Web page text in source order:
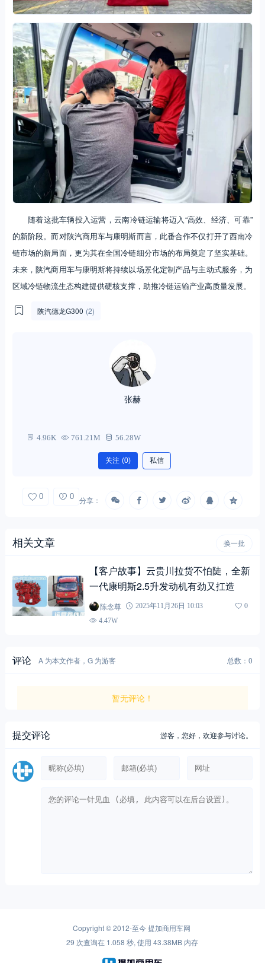
随着这批车辆投入运营，云南冷链运输将迈入“高效、经济、可靠”
的新阶段。而对陕汽商用车与康明斯而言，此番合作不仅打开了西南冷
链市场的新局面，更为其在全国冷链细分市场的布局奠定了坚实基础。
未来，陕汽商用车与康明斯将持续以场景化定制产品与主动式服务，为
区域冷链物流生态构建提供硬核支撑，助推冷链运输产业高质量发展。
陕汽德龙G300 (2)
张赫
4.96K 761.21M 56.28W
关注 (0) 私信
0 0 分享：
相关文章 换一批
【客户故事】云贵川拉货不怕陡，全新
一代康明斯2.5升发动机有劲又扛造
陈念尊 2025年11月26日 10:03
0
4.47W
评论 A 为本文作者，G 为游客 总数：0
暂无评论！
提交评论 游客，您好，欢迎参与讨论。
Copyright © 2012-至今提加商用车网
29 次查询在 1.058 秒, 使用 43.38MB 内存